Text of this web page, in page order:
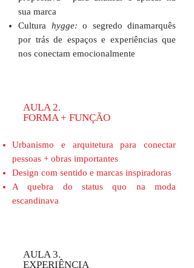
sua marca
Cultura hygge: o segredo dinamarquês
por trás de espaços e experiências que
nos conectam emocionalmente
AULA 2.
FORMA + FUNÇÃO
Urbanismo e arquitetura para conectar
pessoas + obras importantes
Design com sentido e marcas inspiradoras
A quebra do status quo na moda
escandinava
AULA 3.
EXPERIÊNCIA